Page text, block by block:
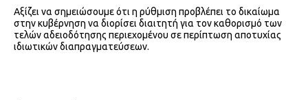
Αξίζει να σημειώσουμε ότι η ρύθμιση προβλέπει το δικαίωμα
στην κυβέρνηση να διορίσει διαιτητή για τον καθορισμό των
τελών αδειοδότησης περιεχομένου σε περίπτωση αποτυχίας
ιδιωτικών διαπραγματεύσεων.